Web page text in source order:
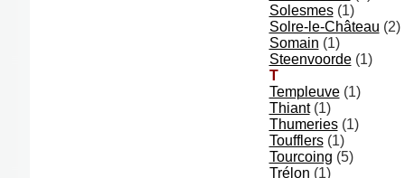
Solesmes(1)
Solre-le-Château (2)
Somain (1)
Steenvoorde(1)
T
Templeuve(1)
Thiant(1)
Thumeries(1)
Toufflers(1)
Tourcoing (5)
Trélon (1)